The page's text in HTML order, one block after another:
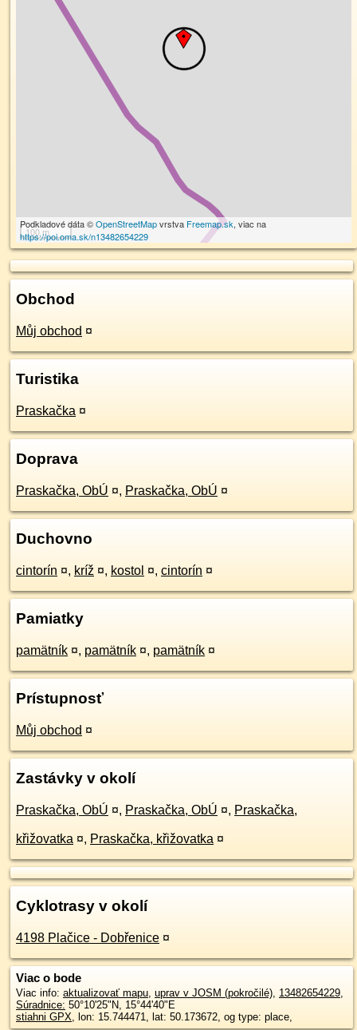
100 m
Podkladové dáta ©OpenStreetMapvrstva Freemap.sk, viac na
https://poi.oma.sk/n13482654229
Obchod
Můj obchod ¤
Turistika
Praskačka ¤
Doprava
Praskačka, ObÚ ¤, Praskačka, ObÚ ¤
Duchovno
cintorín ¤, kríž ¤, kostol ¤, cintorín ¤
Pamiatky
pamätník ¤, pamätník ¤, pamätník ¤
Prístupnosť
Můj obchod ¤
Zastávky v okolí
Praskačka, ObÚ ¤, Praskačka, ObÚ ¤, Praskačka,
křižovatka ¤, Praskačka, křižovatka ¤
Cyklotrasy v okolí
4198 Plačice - Dobřenice ¤
Viac o bode
Viac info: aktualizovať mapu, uprav v JOSM (pokročilé), 13482654229,
Súradnice: 50°10'25"N, 15°44'40"E
stiahni GPX, lon: 15.744471, lat: 50.173672, og type: place,